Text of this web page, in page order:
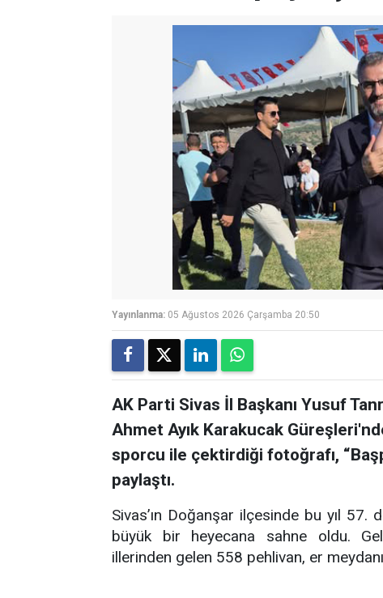
Yayınlanma: 05 Ağustos 2026 Çarşamba 20:50
AK Parti Sivas İl Başkanı Yusuf
Ahmet Ayık Karakucak
sporcu ile çektirdiği fotoğrafı,
paylaştı.
Sivas’ın Doğanşar ilçesinde bu yıl 57.
büyük bir heyecana sahne oldu.
illerinden gelen 558 pehlivan, er